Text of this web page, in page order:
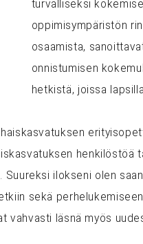
turvalliseksi
oppimisympäristön
osaamista,
onnistumisen
hetkistä, joissa
ilokseni olen
sekä
läsnä myös